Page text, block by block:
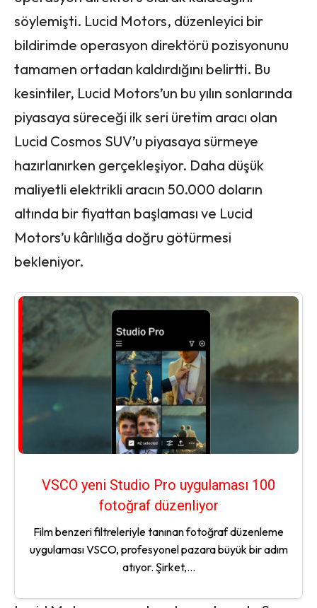
söylemişti. Lucid Motors, düzenleyici bir
bildirimde operasyon direktörü pozisyonunu
tamamen ortadan kaldırdığını belirtti. Bu
kesintiler, Lucid Motors’un bu yılın sonlarında
piyasaya süreceği ilk seri üretim aracı olan
Lucid Cosmos SUV’u piyasaya sürmeye
hazırlanırken gerçekleşiyor. Daha düşük
maliyetli elektrikli aracın 50.000 doların
altında bir fiyattan başlaması ve Lucid
Motors’u kârlılığa doğru götürmesi
bekleniyor.
VSCO yeni Studio Pro uygulaması 100
fotoğraf düzenliyor
Film benzeri filtreleriyle tanınan fotoğraf düzenleme
uygulaması VSCO, profesyonel pazara büyük bir adım
atıyor. Şirket,...